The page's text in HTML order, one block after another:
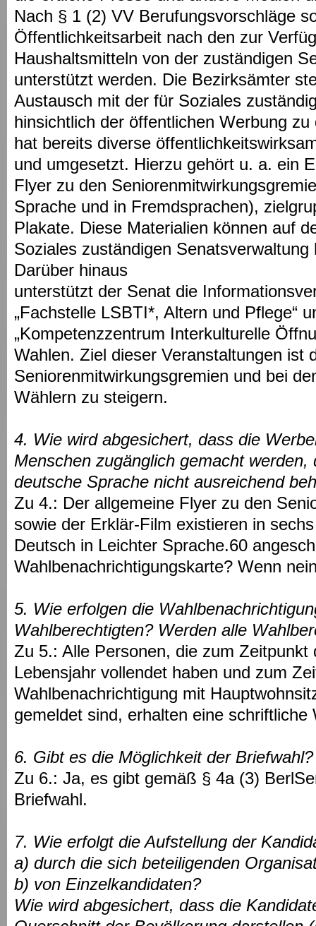
Nach § 1 (2) VV Berufungsvorschläge
Öffentlichkeitsarbeit nach den zur
Haushaltsmitteln von der zuständigen
unterstützt werden. Die Bezirksämter
Austausch mit der für Soziales
hinsichtlich der öffentlichen Werbung
hat bereits diverse
und umgesetzt. Hierzu gehört u. a. ein
Flyer zu den
Sprache und in Fremdsprachen),
Plakate. Diese Materialien können auf
Soziales zuständigen
Darüber hinaus
unterstützt der Senat die
„Fachstelle LSBTI*, Altern und Pflege“
„Kompetenzzentrum Interkulturelle
Wahlen. Ziel dieser Veranstaltungen ist
Seniorenmitwirkungsgremien und bei
Wählern zu steigern.
4. Wie wird abgesichert, dass die
Menschen zugänglich gemacht werden,
deutsche Sprache nicht ausreichend
Zu 4.: Der allgemeine Flyer zu den
sowie der Erklär-Film existieren in
Deutsch in Leichter Sprache.60
Wahlbenachrichtigungskarte? Wenn
5. Wie erfolgen die
Wahlberechtigten? Werden alle
Zu 5.: Alle Personen, die zum Zeitpunkt
Lebensjahr vollendet haben und zum
Wahlbenachrichtigung mit
gemeldet sind, erhalten eine schriftliche
6. Gibt es die Möglichkeit der
Zu 6.: Ja, es gibt gemäß § 4a (3)
Briefwahl.
7. Wie erfolgt die Aufstellung der
a) durch die sich beteiligenden
b) von Einzelkandidaten?
Wie wird abgesichert, dass die